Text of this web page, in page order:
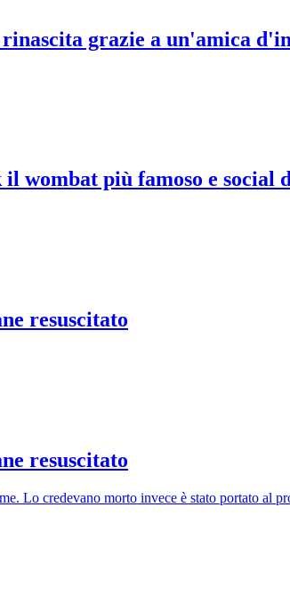
grazie a un'amica
wombat più famoso e social
resuscitato
resuscitato
Lo credevano morto invece è stato portato al